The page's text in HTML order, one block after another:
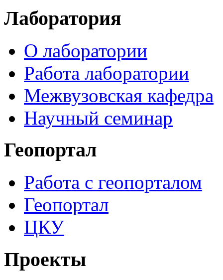
Лаборатория
О лаборатории
Работа лаборатории
Межвузовская кафедра
Научный семинар
Геопортал
Работа с геопорталом
Геопортал
ЦКУ
Проекты